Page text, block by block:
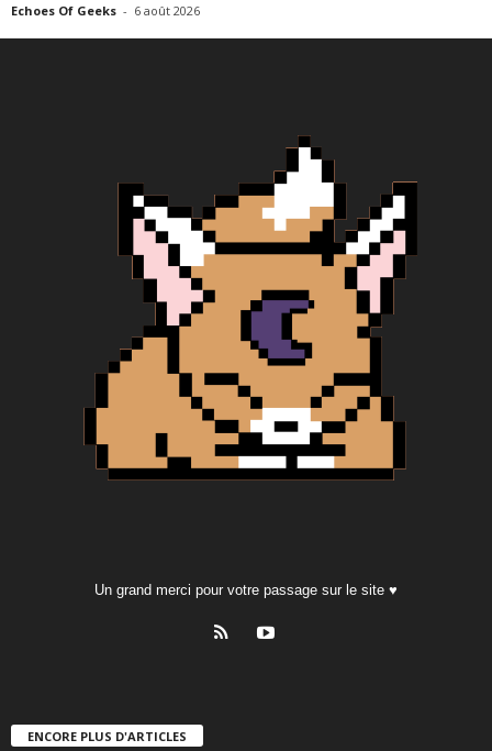
Echoes Of Geeks - 6 août 2026
Un grand merci pour votre passage sur le site ♥
ENCORE PLUS D'ARTICLES